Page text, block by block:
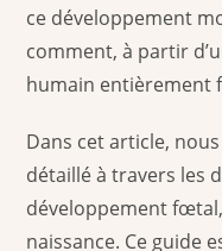
ce développement
comment, à partir
humain entièrement
Dans cet article,
détaillé à travers les
développement
naissance. Ce guide